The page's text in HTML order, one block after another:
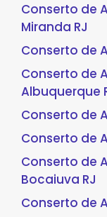
Conserto de
Miranda RJ
Conserto de
Conserto de
Albuquerque
Conserto de
Conserto de
Conserto de
Bocaiuva RJ
Conserto de